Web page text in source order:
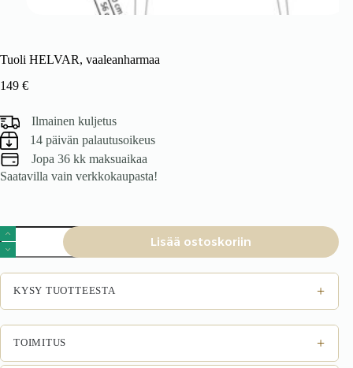
Tuoli HELVAR, vaaleanharmaa
149 €
Ilmainen kuljetus
14 päivän palautusoikeus
Jopa 36 kk maksuaikaa
Saatavilla vain verkkokaupasta!
Tuoli
HELVAR,
vaaleanharmaa
määrä
Lisää ostoskoriin
KYSY TUOTTEESTA +
TOIMITUS +